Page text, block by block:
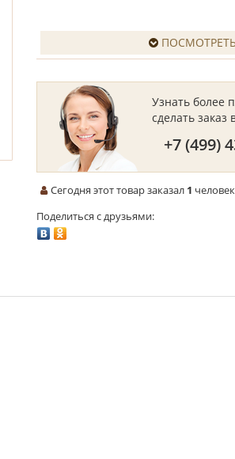
Узнать более
сделать
+7 (499)
Сегодня этот товар заказал 1
Поделиться с друзьями: